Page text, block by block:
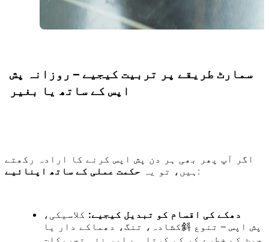
سمارٹ طریقے پر تربیت کیجیے – روزانہ پش
اپس کے ساتھ یا بغیر
اگر آپ پھر بھی ہر دن پش اپس کرنے کا ارادہ رکھتے
ہیں، تو یہ حکمت عملی کے ساتھ اپنائیے :
دھکے کی اقسام کو تبدیل کیجیے: کلاسیکی،
کشادہ، تنگ، دھماکے دار یا斜 پش اپس – تنوع
چوٹ کے خطرے کو کم کرتا ہے اور نئی تحریکات